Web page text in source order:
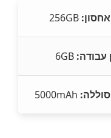
256GB
עבודה: 6GB
5000mAh